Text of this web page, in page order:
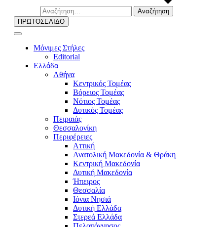
Αναζήτηση
για:
ΠΡΩΤΟΣΕΛΙΔΟ
Μόνιμες Στήλες
Editorial
Ελλάδα
Αθήνα
Κεντρικός Τομέας
Βόρειος Τομέας
Νότιος Τομέας
Δυτικός Τομέας
Πειραιάς
Θεσσαλονίκη
Περιφέρειες
Αττική
Ανατολική Μακεδονία & Θράκη
Κεντρική Μακεδονία
Δυτική Μακεδονία
Ήπειρος
Θεσσαλία
Ιόνια Νησιά
Δυτική Ελλάδα
Στερεά Ελλάδα